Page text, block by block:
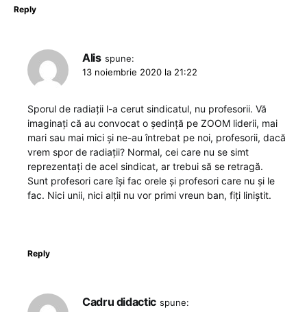
Reply
Alis spune:
13 noiembrie 2020 la 21:22
Sporul de radiații l-a cerut sindicatul, nu profesorii. Vă
imaginați că au convocat o ședință pe ZOOM liderii, mai
mari sau mai mici și ne-au întrebat pe noi, profesorii, dacă
vrem spor de radiații? Normal, cei care nu se simt
reprezentați de acel sindicat, ar trebui să se retragă.
Sunt profesori care își fac orele și profesori care nu și le
fac. Nici unii, nici alții nu vor primi vreun ban, fiți liniștit.
Reply
Cadru didactic spune: